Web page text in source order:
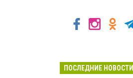
ПОСЛЕДНИЕ НОВОСТИ